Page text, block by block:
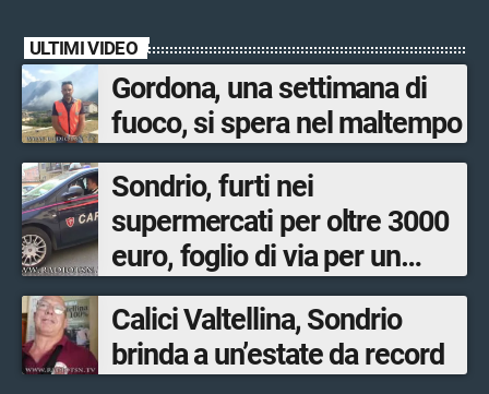
ULTIMI VIDEO
Gordona, una settimana di
fuoco, si spera nel maltempo
Sondrio, furti nei
supermercati per oltre 3000
euro, foglio di via per un
ventinovenne
Calici Valtellina, Sondrio
brinda a un’estate da record